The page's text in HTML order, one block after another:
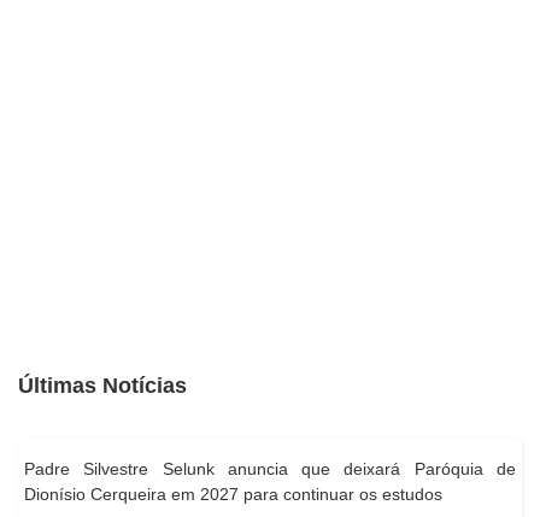
Últimas Notícias
Padre Silvestre Selunk anuncia que deixará Paróquia de
Dionísio Cerqueira em 2027 para continuar os estudos